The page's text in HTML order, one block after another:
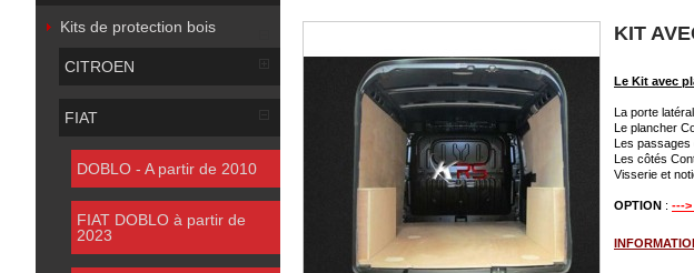
Kits de protection bois
CITROEN
FIAT
DOBLO - A partir de 2010
FIAT DOBLO à partir de
2023
KIT
Le Kit avec
La porte
Le plancher
Les passages
Les côtés
Visserie et
OPTION : --->